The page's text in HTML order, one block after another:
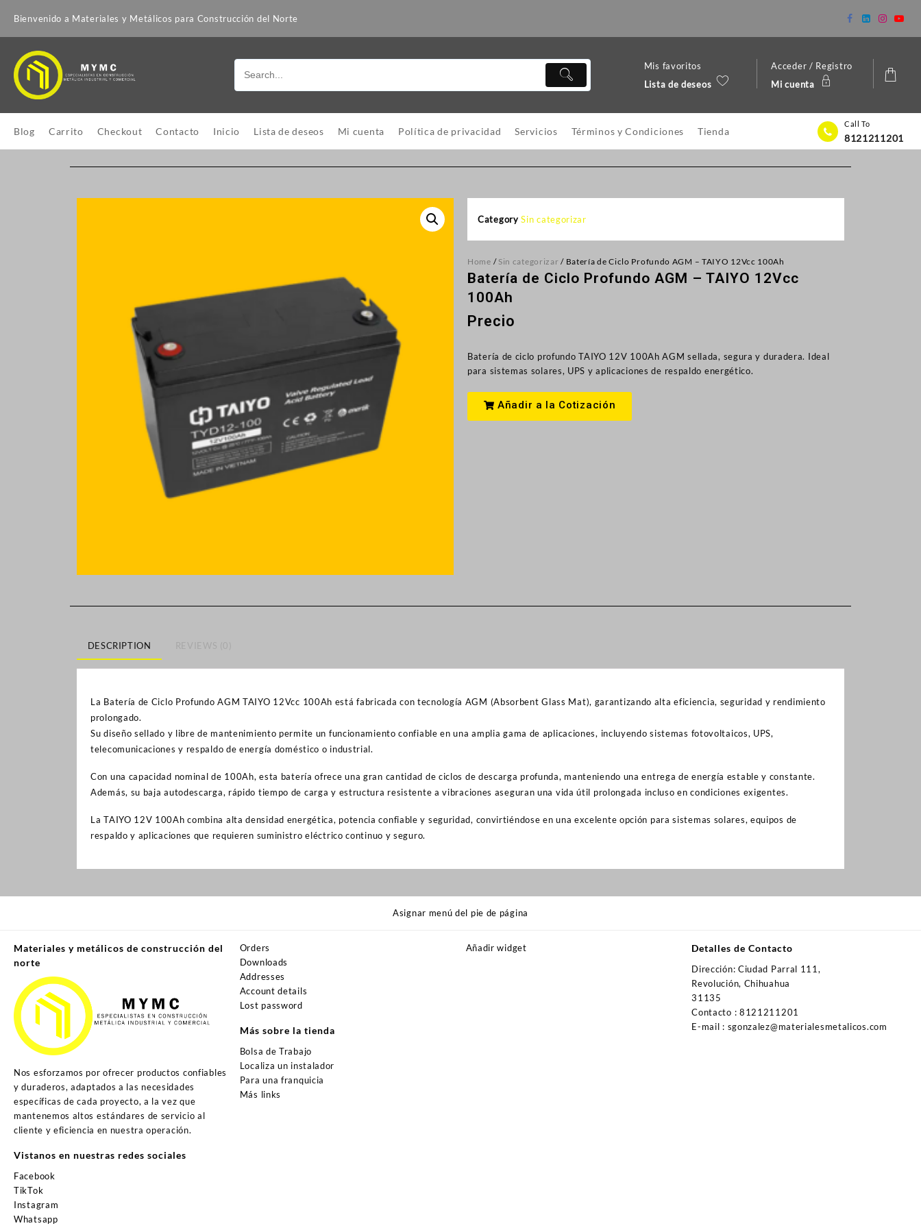
Bienvenido a Materiales y Metálicos para Construcción del Norte
Mis favoritos
Lista de deseos
Acceder / Registro
Mi cuenta
Blog Carrito Checkout Contacto Inicio Lista de deseos Mi cuenta Política de privacidad Servicios Términos y Condiciones Tienda
Call To
8121211201
Category Sin categorizar
Home / Sin categorizar / Batería de Ciclo Profundo AGM – TAIYO 12Vcc 100Ah
Batería de Ciclo Profundo AGM – TAIYO 12Vcc
100Ah
Precio
Batería de ciclo profundo TAIYO 12V 100Ah AGM sellada, segura y duradera. Ideal
para sistemas solares, UPS y aplicaciones de respaldo energético.
Añadir a la Cotización
DESCRIPTION REVIEWS (0)
La Batería de Ciclo Profundo AGM TAIYO 12Vcc 100Ah está fabricada con tecnología AGM (Absorbent Glass Mat), garantizando alta eficiencia, seguridad y rendimiento
prolongado.
Su diseño sellado y libre de mantenimiento permite un funcionamiento confiable en una amplia gama de aplicaciones, incluyendo sistemas fotovoltaicos, UPS,
telecomunicaciones y respaldo de energía doméstico o industrial.
Con una capacidad nominal de 100Ah, esta batería ofrece una gran cantidad de ciclos de descarga profunda, manteniendo una entrega de energía estable y constante.
Además, su baja autodescarga, rápido tiempo de carga y estructura resistente a vibraciones aseguran una vida útil prolongada incluso en condiciones exigentes.
La TAIYO 12V 100Ah combina alta densidad energética, potencia confiable y seguridad, convirtiéndose en una excelente opción para sistemas solares, equipos de
respaldo y aplicaciones que requieren suministro eléctrico continuo y seguro.
Asignar menú del pie de página
Materiales y metálicos de construcción del
norte
Nos esforzamos por ofrecer productos confiables
y duraderos, adaptados a las necesidades
específicas de cada proyecto, a la vez que
mantenemos altos estándares de servicio al
cliente y eficiencia en nuestra operación.
Vistanos en nuestras redes sociales
Facebook
TikTok
Instagram
Whatsapp
Orders
Downloads
Addresses
Account details
Lost password
Más sobre la tienda
Bolsa de Trabajo
Localiza un instalador
Para una franquicia
Más links
Añadir widget Detalles de Contacto
Dirección: Ciudad Parral 111,
Revolución, Chihuahua
31135
Contacto : 8121211201
E-mail : sgonzalez@materialesmetalicos.com